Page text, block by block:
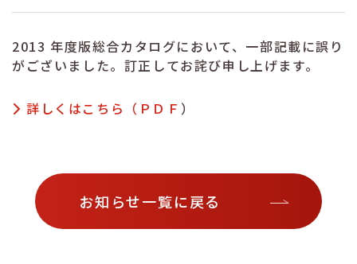
2013 年度版総合カタログにおいて、一部記載に誤り
がございました。訂正してお詫び申し上げます。
詳しくはこちら（ＰＤＦ ）
お知らせ一覧に戻る